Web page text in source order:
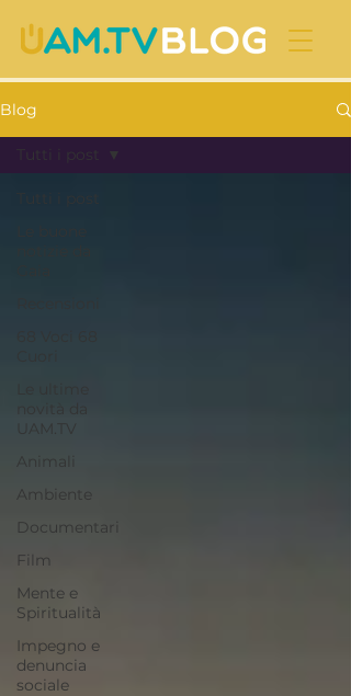
Blog
UAM.TV
Animali
Ambiente
Documentari
Film
Mente e
Spiritualità
Impegno e
denuncia
sociale
Tutti i post